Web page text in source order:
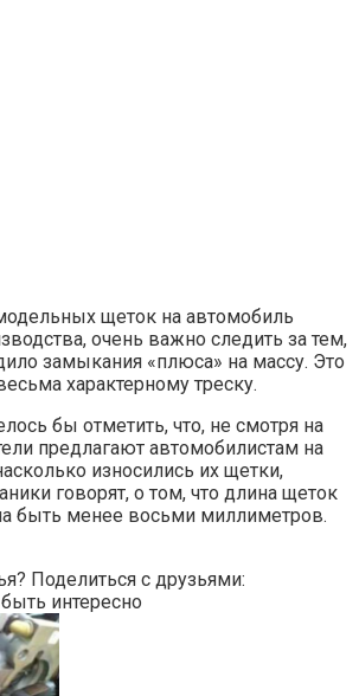
щеток на автомобиль
очень важно следить за тем,
замыкания «плюса» на массу. Это
характерному треску.
бы отметить, что, не смотря на
предлагают автомобилистам на
износились их щетки,
говорят, о том, что длина щеток
быть менее восьми миллиметров.
Поделиться с друзьями:
интересно